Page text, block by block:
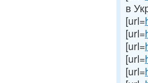
в
[url=
[url=
[url=
[url=
[url=